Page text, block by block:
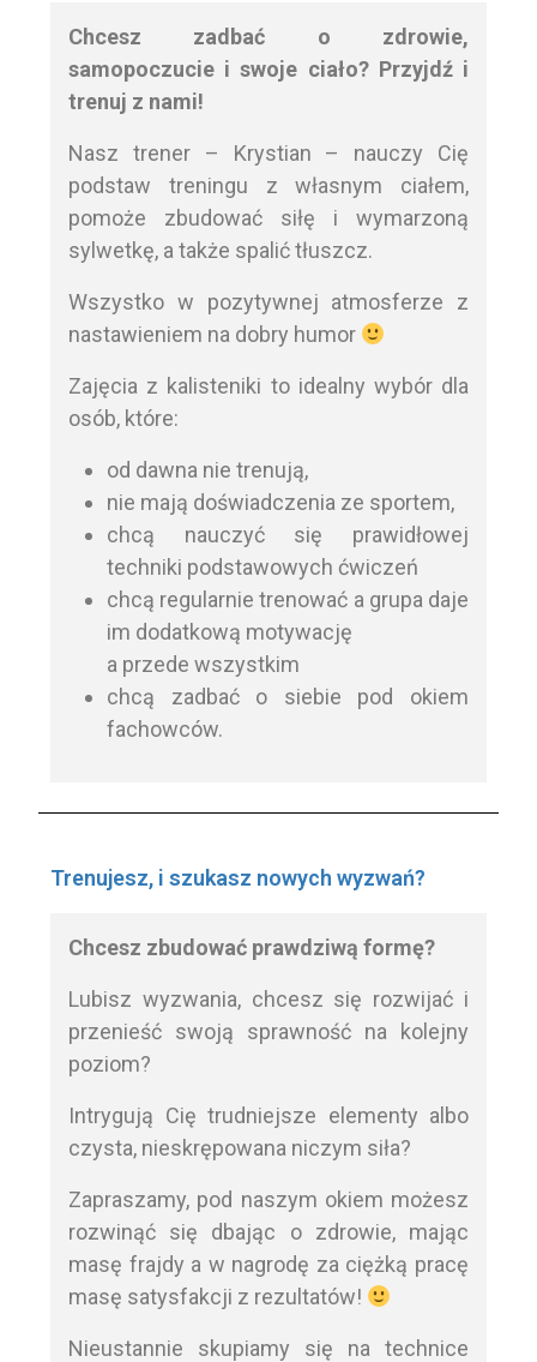
Chcesz zadbać o zdrowie,
samopoczucie i swoje ciało? Przyjdź i
trenuj z nami!
Nasz trener – Krystian – nauczy Cię
podstaw treningu z własnym ciałem,
pomoże zbudować siłę i wymarzoną
sylwetkę, a także spalić tłuszcz.
Wszystko w pozytywnej atmosferze z
nastawieniem na dobry humor
Zajęcia z kalisteniki to idealny wybór dla
osób, które:
od dawna nie trenują,
nie mają doświadczenia ze sportem,
chcą nauczyć się prawidłowej
techniki podstawowych ćwiczeń
chcą regularnie trenować a grupa daje
im dodatkową motywację
a przede wszystkim
chcą zadbać o siebie pod okiem
fachowców.
Trenujesz, i szukasz nowych wyzwań?
Chcesz zbudować prawdziwą formę?
Lubisz wyzwania, chcesz się rozwijać i
przenieść swoją sprawność na kolejny
poziom?
Intrygują Cię trudniejsze elementy albo
czysta, nieskrępowana niczym siła?
Zapraszamy, pod naszym okiem możesz
rozwinąć się dbając o zdrowie, mając
masę frajdy a w nagrodę za ciężką pracę
masę satysfakcji z rezultatów!
Nieustannie skupiamy się na technice